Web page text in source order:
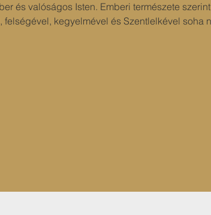
és valóságos Isten. Emberi természete
kegyelmével és Szentlelkével soha